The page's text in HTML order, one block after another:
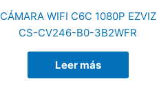
CÁMARA WIFI C6C 1080P EZVIZ
CS-CV246-B0-3B2WFR
Leer más